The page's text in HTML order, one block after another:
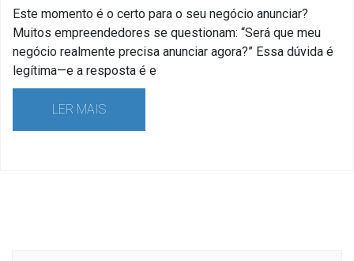
Este momento é o certo para o seu negócio anunciar?
Muitos empreendedores se questionam: “Será que meu
negócio realmente precisa anunciar agora?” Essa dúvida é
legítima—e a resposta é e
LER MAIS